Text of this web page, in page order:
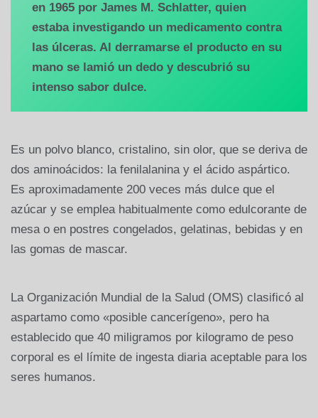
en 1965 por James M. Schlatter, quien
estaba investigando un medicamento contra
las úlceras. Al derramarse el producto en su
mano se lamió un dedo y descubrió su
intenso sabor dulce.
Es un polvo blanco, cristalino, sin olor, que se deriva de
dos aminoácidos: la fenilalanina y el ácido aspártico.
Es aproximadamente 200 veces más dulce que el
azúcar y se emplea habitualmente como edulcorante de
mesa o en postres congelados, gelatinas, bebidas y en
las gomas de mascar.
La Organización Mundial de la Salud (OMS) clasificó al
aspartamo como «posible cancerígeno», pero ha
establecido que 40 miligramos por kilogramo de peso
corporal es el límite de ingesta diaria aceptable para los
seres humanos.